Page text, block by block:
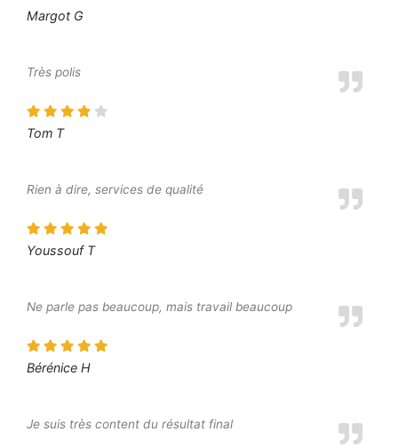
Margot G
Très polis
Tom T
Rien à dire, services de qualité
Youssouf T
Ne parle pas beaucoup, mais travail beaucoup
Bérénice H
Je suis très content du résultat final